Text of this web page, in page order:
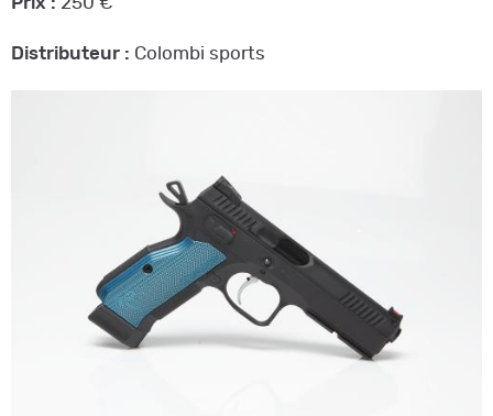
Distributeur : Colombi sports